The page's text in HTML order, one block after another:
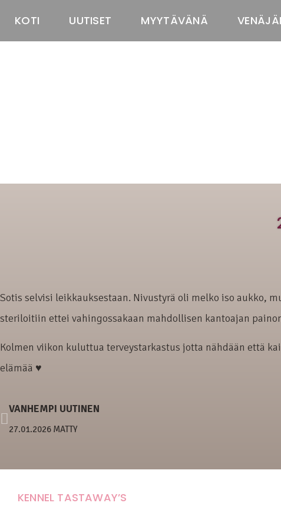
KOTI UUTISET MYYTÄVÄNÄ
Sotis selvisi leikkauksestaan. Nivustyrä oli melko iso aukko,
steriloitiin ettei vahingossakaan mahdollisen kantoajan
Kolmen viikon kuluttua terveystarkastus jotta nähdään että
elämää ♥
VANHEMPI UUTINEN
27.01.2026 MATTY
KENNEL TASTAWAY’S